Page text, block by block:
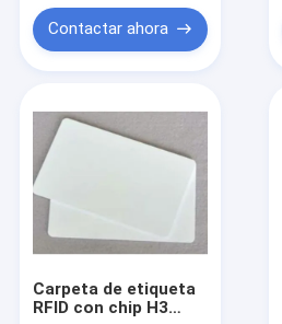
Contactar ahora
Carpeta de etiqueta
RFID con chip H3